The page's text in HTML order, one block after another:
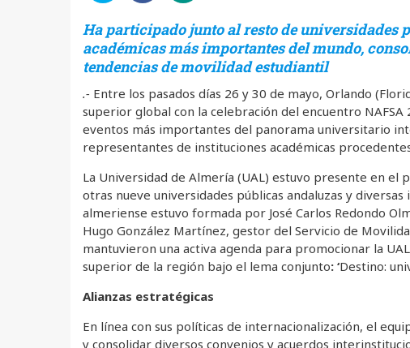
Ha participado junto al resto de universidades
académicas más importantes del mundo,
tendencias de movilidad estudiantil
.- Entre los pasados días 26 y 30 de mayo, Orlando
superior global con la celebración del encuentro
eventos más importantes del panorama universitario
representantes de instituciones académicas
La Universidad de Almería (UAL) estuvo presente en el
otras nueve universidades públicas andaluzas y
almeriense estuvo formada por José Carlos Redondo
Hugo González Martínez, gestor del Servicio de
mantuvieron una activa agenda para promocionar la
superior de la región bajo el lema conjunto: ‘Destino:
Alianzas estratégicas
En línea con sus políticas de internacionalización, el
y consolidar diversos convenios y acuerdos